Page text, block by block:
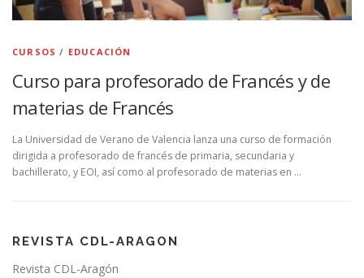
CURSOS / EDUCACIÓN
Curso para profesorado de Francés y de
materias de Francés
La Universidad de Verano de Valencia lanza una curso de formación
dirigida a profesorado de francés de primaria, secundaria y
bachillerato, y EOI, así como al profesorado de materias en …
REVISTA CDL-ARAGON
Revista CDL-Aragón